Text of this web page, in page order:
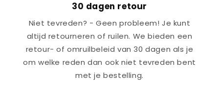
30 dagen retour
Niet tevreden? - Geen probleem! Je kunt
altijd retourneren of ruilen. We bieden een
retour- of omruilbeleid van 30 dagen als je
om welke reden dan ook niet tevreden bent
met je bestelling.